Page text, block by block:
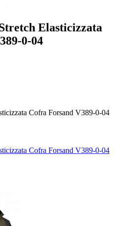
Elasticizzata
0-04
Cofra Forsand V389-0-04
Cofra Forsand V389-0-04